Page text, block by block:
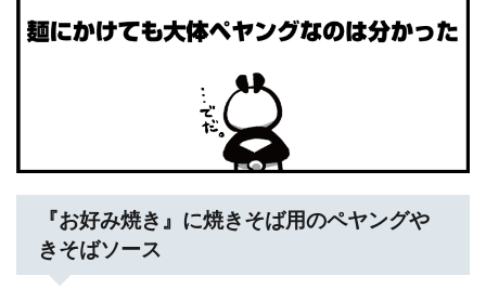
『お好み焼き』に焼きそば用のペヤングや
きそばソース